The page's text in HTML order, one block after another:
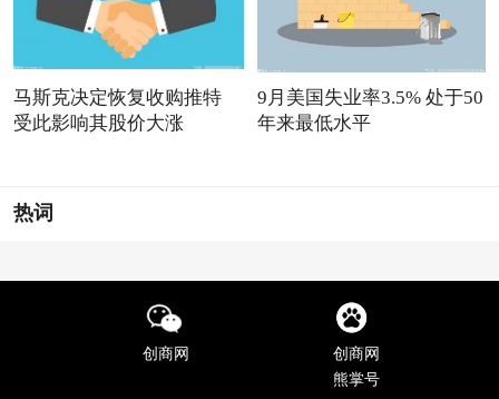
马斯克决定恢复收购推特
受此影响其股价大涨
9月美国失业率3.5% 处于50
年来最低水平
热词
创商网
创商网
熊掌号